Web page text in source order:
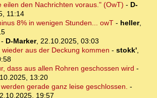
eilen den Nachrichten voraus." (OwT) - D-
11:14
8% in wenigen Stunden... owT- heller,
D-Marker, 22.10.2025, 03:03
wieder aus der Deckung kommen - stokk',
dass aus allen Rohren geschossen wird -
13:20
gerade ganz leise geschlossen. -
19:57